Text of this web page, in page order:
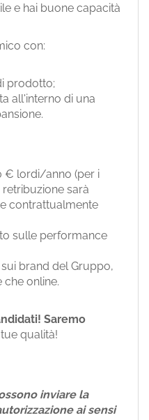
e hai buone capacità
con:
prodotto;
all'interno di una
€ lordi/anno (per i
sarà
contrattualmente
sulle performance
brand del Gruppo,
che online.
Saremo
qualità!
inviare la
ai sensi